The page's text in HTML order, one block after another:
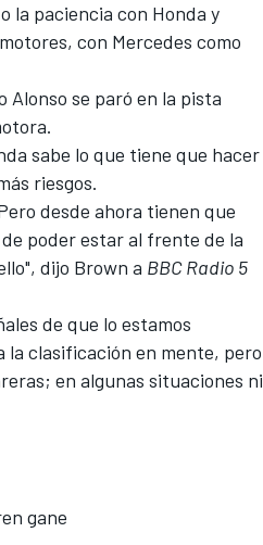
la paciencia con Honda y
con Mercedes como
se paró en la pista
sabe lo que tiene que hacer
riesgos.
desde ahora tienen que
poder estar al frente de la
dijo Brown a BBC Radio 5
de que lo estamos
la clasificación en mente, pero
en algunas situaciones ni
gane